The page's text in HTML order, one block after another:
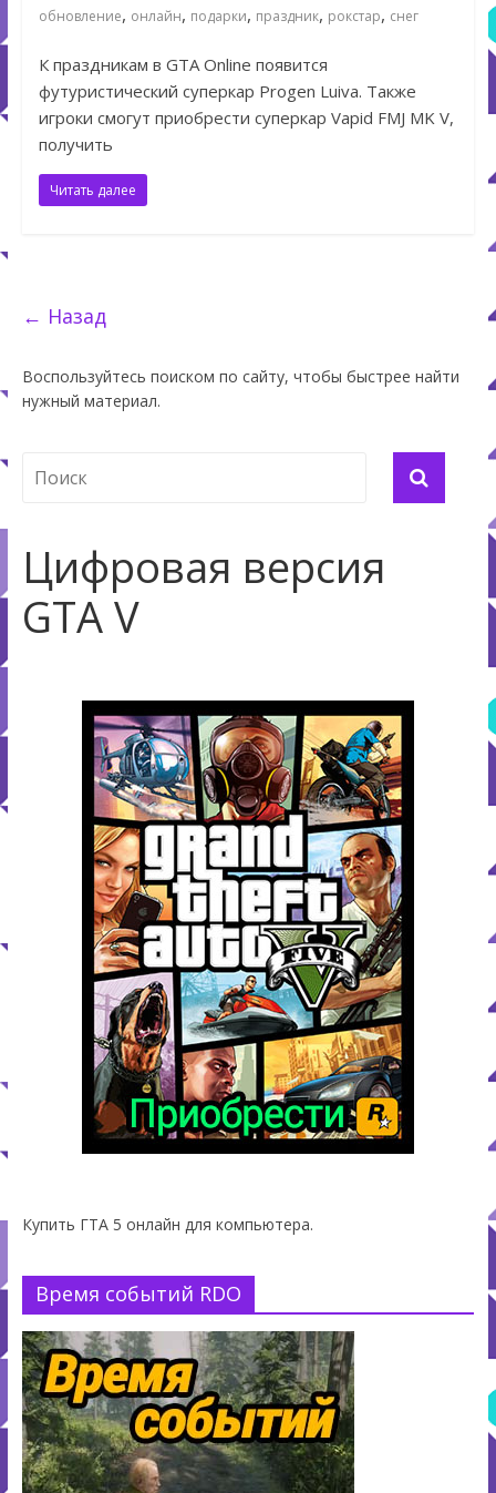
обновление, онлайн, подарки, праздник, рокстар, снег
К праздникам в GTA Online появится
футуристический суперкар Progen Luiva. Также
игроки смогут приобрести суперкар Vapid FMJ MK V,
получить
Читать далее
← Назад
Воспользуйтесь поиском по сайту, чтобы быстрее найти
нужный материал.
Цифровая версия
GTA V
Купить ГТА 5 онлайн для компьютера.
Время событий RDO